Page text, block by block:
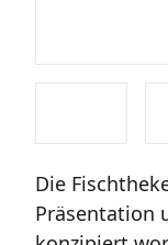
Die
Präsentation